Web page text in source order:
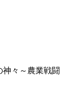
々～農業戦闘